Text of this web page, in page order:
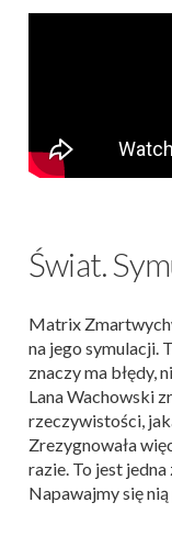
Świat.
Matrix
na jego symulacji.
znaczy ma błędy,
Lana Wachowski
rzeczywistości,
Zrezygnowała
razie. To jest
Napawajmy się